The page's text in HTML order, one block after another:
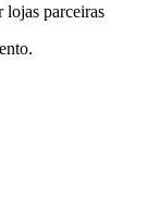
lojas parceiras